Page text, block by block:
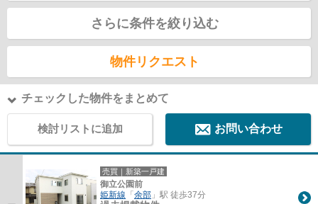
さらに条件を絞り込む
物件リクエスト
チェックした物件をまとめて
検討リストに追加 お問い合わせ
売買｜新築一戸建
御立公園前
姫新線 「余部 」駅 徒歩37分